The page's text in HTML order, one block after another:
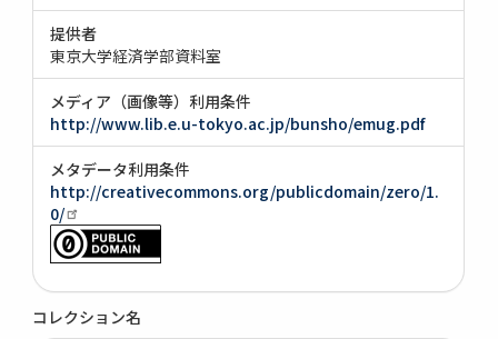
提供者
東京大学経済学部資料室
メディア（画像等）利用条件
http://www.lib.e.u-tokyo.ac.jp/bunsho/emug.pdf
メタデータ利用条件
http://creativecommons.org/publicdomain/zero/1.
0/
コレクション名